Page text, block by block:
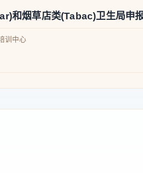
和烟草店类(Tabac)卫生局申
训中心